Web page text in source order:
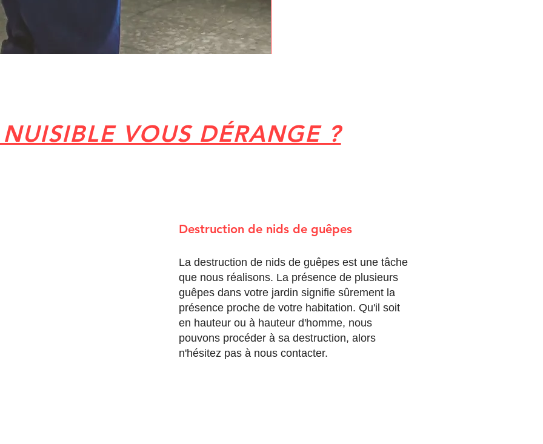
VOUS DÉRANGE ?
Destruction de nids de guêpes
La destruction de nids de guêpes est une tâche
que nous réalisons. La présence de plusieurs
guêpes dans votre jardin signifie sûrement la
présence proche de votre habitation. Qu'il soit
en hauteur ou à hauteur d'homme, nous
pouvons procéder à sa destruction, alors
n'hésitez pas à nous contacter.